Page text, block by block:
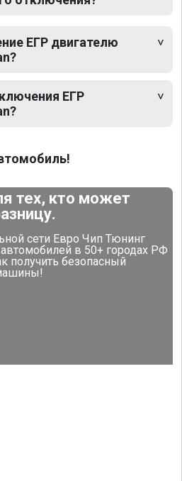
ЕГР двигателю
ЕГР
тех, кто может
сети Евро Чип Тюнинг
в 50+ городах РФ
получить безопасный